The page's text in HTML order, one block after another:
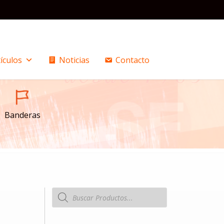
Noticias Contacto
Banderas
Búsqueda
de
productos